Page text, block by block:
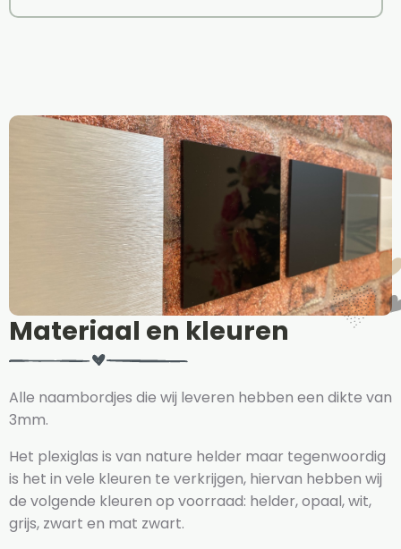
Materiaal en kleuren
Alle naambordjes die wij leveren hebben een dikte van
3mm.
Het plexiglas is van nature helder maar tegenwoordig
is het in vele kleuren te verkrijgen, hiervan hebben wij
de volgende kleuren op voorraad: helder, opaal, wit,
grijs, zwart en mat zwart.